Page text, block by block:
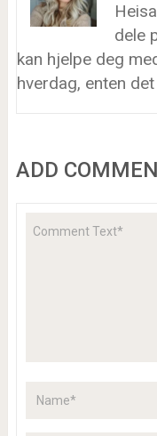
dele
kan hjelpe deg
hverdag, enten
ADD